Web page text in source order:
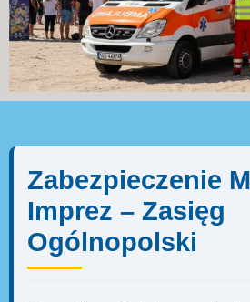
Zabezpieczenie
Imprez – Zasięg
Ogólnopolski